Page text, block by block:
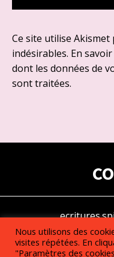
Ce site utilise
indésirables. En
dont les données de
sont traitées.
Nous utilisons des
visites répétées. En
"Paramètres des